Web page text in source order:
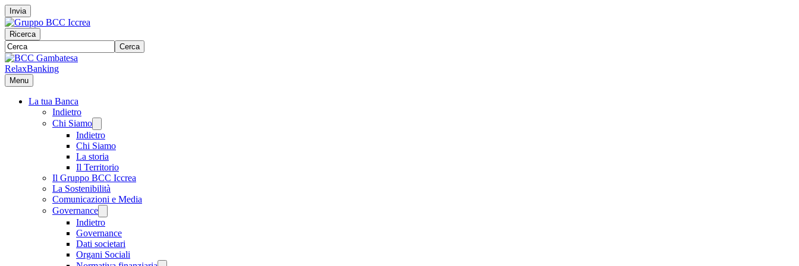
Invia
Ricerca
Cerca
RelaxBanking
Menu
La tua Banca
Indietro
Chi Siamo
Indietro
Chi Siamo
La storia
Il Territorio
Il Gruppo BCC Iccrea
La Sostenibilità
Comunicazioni e Media
Governance
Indietro
Governance
Dati societari
Organi Sociali